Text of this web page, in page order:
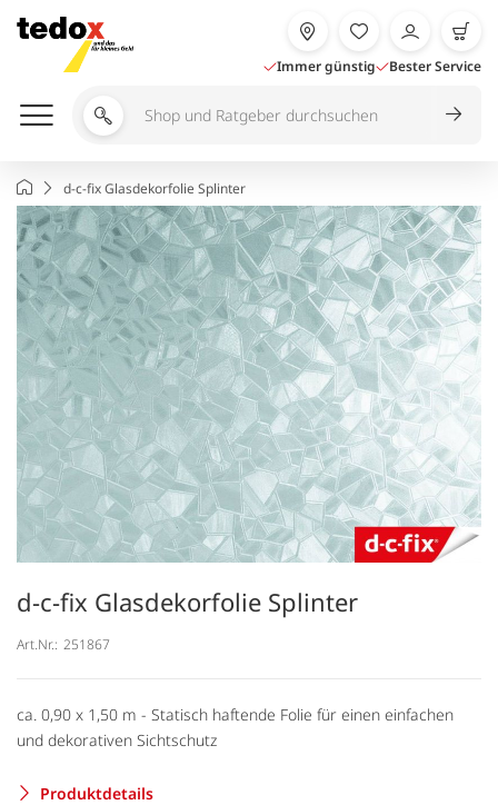
Inhalt
springen
Immer günstig Bester Service
Shop
Ratgeber
durchsuchen
Startseited-c-fix Glasdekorfolie Splinter
d-c-fix Glasdekorfolie Splinter
Art.Nr.: 251867
ca. 0,90 x 1,50 m - Statisch haftende Folie für einen einfachen
und dekorativen Sichtschutz
Produktdetails